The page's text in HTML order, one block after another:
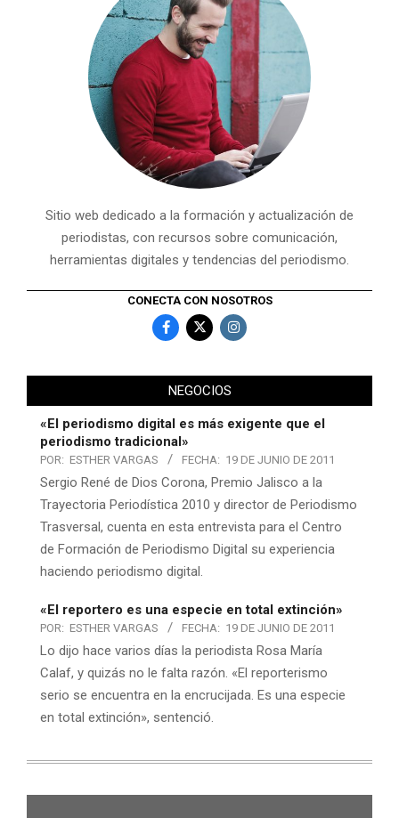
Sitio web dedicado a la formación y actualización de
periodistas, con recursos sobre comunicación,
herramientas digitales y tendencias del periodismo.
CONECTA CON NOSOTROS
NEGOCIOS
«El periodismo digital es más exigente que el
periodismo tradicional»
POR: ESTHER VARGAS FECHA: 19 DE JUNIO DE 2011
Sergio René de Dios Corona, Premio Jalisco a la
Trayectoria Periodística 2010 y director de Periodismo
Trasversal, cuenta en esta entrevista para el Centro
de Formación de Periodismo Digital su experiencia
haciendo periodismo digital.
«El reportero es una especie en total extinción»
POR: ESTHER VARGAS FECHA: 19 DE JUNIO DE 2011
Lo dijo hace varios días la periodista Rosa María
Calaf, y quizás no le falta razón. «El reporterismo
serio se encuentra en la encrucijada. Es una especie
en total extinción», sentenció.